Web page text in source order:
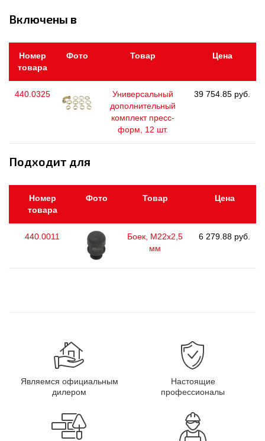
Включены в
Номер
товара
Фото Товар Цена
440.0325
Универсальный
дополнительный
комплект пресс-
форм, 12 шт.
39 754.85 руб.
Подходит для
Номер
товара
Фото Товар Цена
440.0011
Боек, М22х2,5
мм
6 279.88 руб.
Являемся официальным
дилером
Настоящие
профессионалы